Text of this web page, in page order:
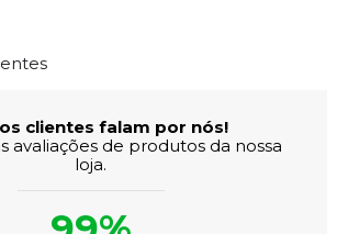
clientes falam por nós!
avaliações de produtos da nossa
loja.